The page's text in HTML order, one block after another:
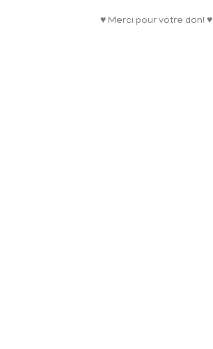
♥ Merci pour votre don! ♥